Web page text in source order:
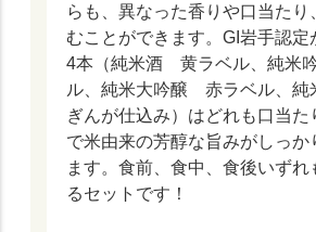
らも、異なった香りや口当たり
むことができます。GI岩手認定
4本（純米酒 黄ラベル、純米
ル、純米大吟醸 赤ラベル、
ぎんが仕込み）はどれも口当た
で米由来の芳醇な旨みがしっか
ます。食前、食中、食後いずれ
るセットです！